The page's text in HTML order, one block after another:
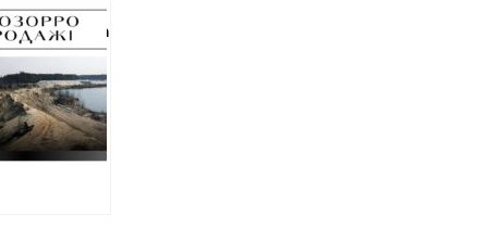
дозвіл на
кар’єром